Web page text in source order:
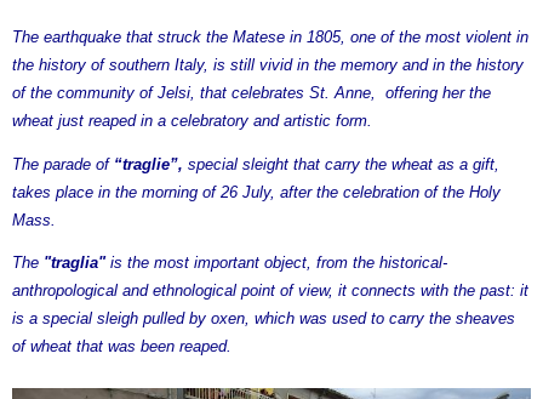
The earthquake that struck the Matese in 1805, one of the most violent in
the history of southern Italy, is still vivid in the memory and in the history
of the community of Jelsi, that celebrates St. Anne, offering her the
wheat just reaped in a celebratory and artistic form.
The parade of “traglie”, special sleight that carry the wheat as a gift,
takes place in the morning of 26 July, after the celebration of the Holy
Mass.
The "traglia"is the most important object, from the historical-
anthropological and ethnological point of view, it connects with the past: it
is a special sleigh pulled by oxen, which was used to carry the sheaves
of wheat that was been reaped.